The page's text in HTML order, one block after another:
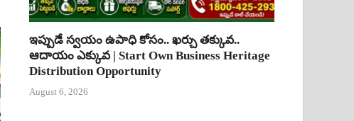
ఇప్పుడే స్వయం ఉపాధి కోసం.. ఖర్చు తక్కువ..
ఆదాయం ఎక్కువ | Start Own Business Heritage
Distribution Opportunity
August 6, 2026